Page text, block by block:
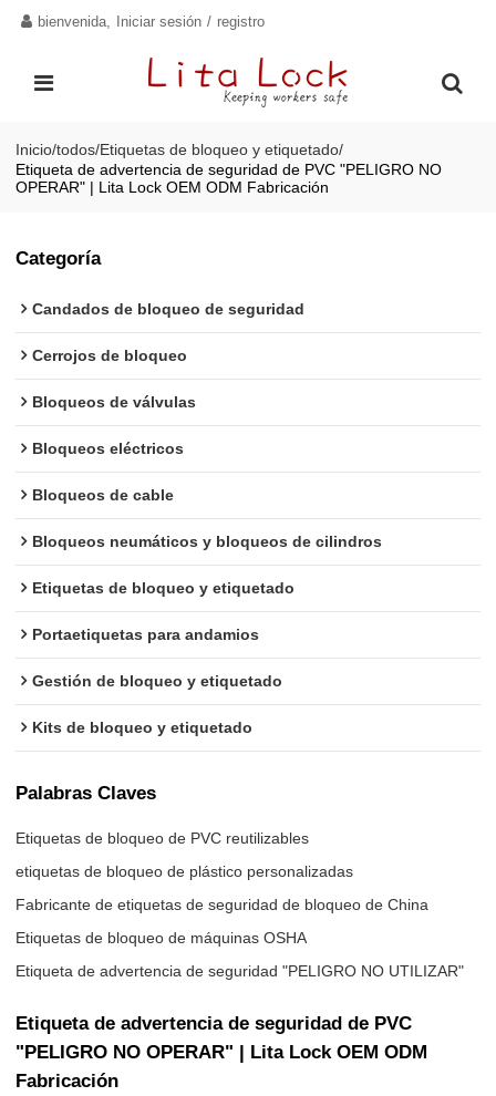
bienvenida, Iniciar sesión / registro
Inicio/todos/Etiquetas de bloqueo y etiquetado/
Etiqueta de advertencia de seguridad de PVC "PELIGRO NO
OPERAR" | Lita Lock OEM ODM Fabricación
Categoría
Candados de bloqueo de seguridad
Cerrojos de bloqueo
Bloqueos de válvulas
Bloqueos eléctricos
Bloqueos de cable
Bloqueos neumáticos y bloqueos de cilindros
Etiquetas de bloqueo y etiquetado
Portaetiquetas para andamios
Gestión de bloqueo y etiquetado
Kits de bloqueo y etiquetado
Palabras Claves
Etiquetas de bloqueo de PVC reutilizables
etiquetas de bloqueo de plástico personalizadas
Fabricante de etiquetas de seguridad de bloqueo de China
Etiquetas de bloqueo de máquinas OSHA
Etiqueta de advertencia de seguridad "PELIGRO NO UTILIZAR"
Etiqueta de advertencia de seguridad de PVC
"PELIGRO NO OPERAR" | Lita Lock OEM ODM
Fabricación